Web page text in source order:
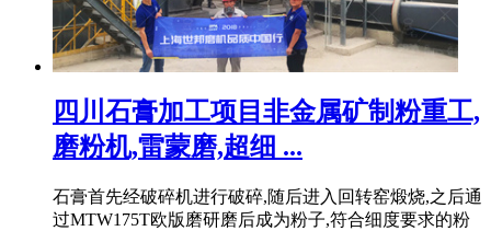
四川石膏加工项目非金属矿制粉重工,
磨粉机,雷蒙磨,超细 ...
石膏首先经破碎机进行破碎,随后进入回转窑煅烧,之后通
过MTW175T欧版磨研磨后成为粉子,符合细度要求的粉